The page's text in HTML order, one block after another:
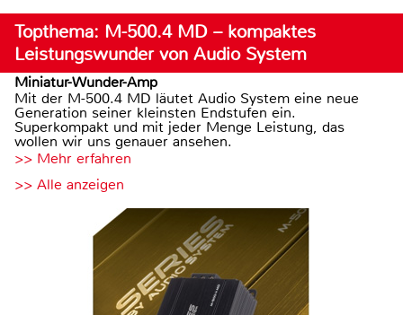
Topthema: M-500.4 MD – kompaktes
Leistungswunder von Audio System
Miniatur-Wunder-Amp
Mit der M-500.4 MD läutet Audio System eine neue
Generation seiner kleinsten Endstufen ein.
Superkompakt und mit jeder Menge Leistung, das
wollen wir uns genauer ansehen.
>> Mehr erfahren
>> Alle anzeigen